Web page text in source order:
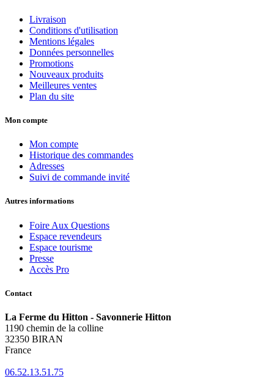
Livraison
Conditions d'utilisation
Mentions légales
Données personnelles
Promotions
Nouveaux produits
Meilleures ventes
Plan du site
Mon compte
Mon compte
Historique des commandes
Adresses
Suivi de commande invité
Autres informations
Foire Aux Questions
Espace revendeurs
Espace tourisme
Presse
Accès Pro
Contact
La Ferme du Hitton - Savonnerie Hitton
1190 chemin de la colline
32350 BIRAN
France
06.52.13.51.75